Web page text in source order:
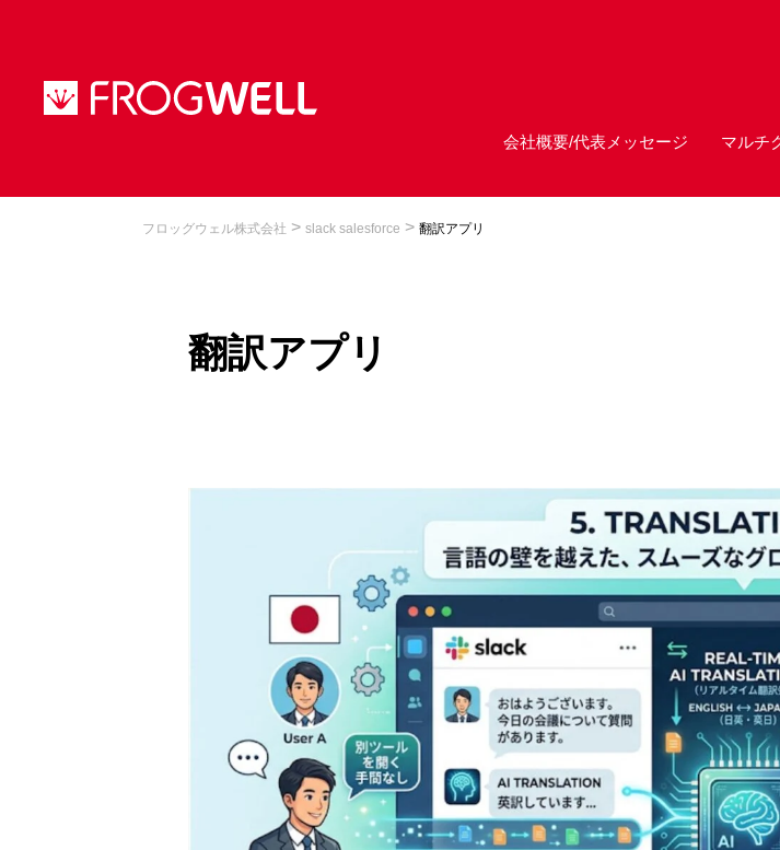
会社概要/代表メッセージ マルチ
フロッグウェル株式会社 > slack salesforce > 翻訳アプリ
翻訳アプリ